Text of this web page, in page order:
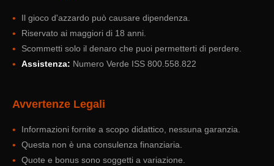
Il gioco d'azzardo può causare dipendenza.
Riservato ai maggiori di 18 anni.
Scommetti solo il denaro che puoi permetterti di perdere.
Assistenza: Numero Verde ISS 800.558.822
Avvertenze Legali
Informazioni fornite a scopo didattico, nessuna garanzia.
Questa non è una consulenza finanziaria.
Quote e bonus sono soggetti a variazione.